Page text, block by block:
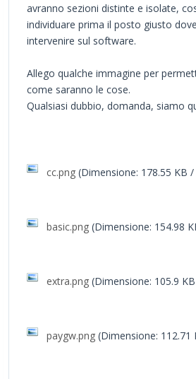
avranno sezioni distinte e isolate,
individuare prima il posto giusto
intervenire sul software.
Allego qualche immagine per
come saranno le cose.
Qualsiasi dubbio, domanda, siamo
cc.png (Dimensione: 178.55 KB
basic.png (Dimensione: 154.98
extra.png (Dimensione: 105.9
paygw.png (Dimensione: